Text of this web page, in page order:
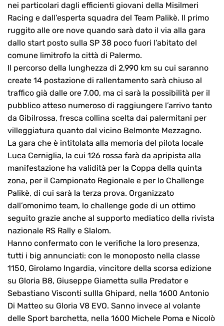
nei particolari dagli efficienti giovani della Misilmeri
Racing e dall’esperta squadra del Team Palikè. Il primo
ruggito alle ore nove quando sarà dato il via alla gara
dallo start posto sulla SP 38 poco fuori l’abitato del
comune limitrofo la città di Palermo.
Il percorso della lunghezza di 2,990 km su cui saranno
create 14 postazione di rallentamento sarà chiuso al
traffico già dalle ore 7.00, ma ci sarà la possibilità per il
pubblico atteso numeroso di raggiungere l’arrivo tanto
da Gibilrossa, fresca collina scelta dai palermitani per
villeggiatura quanto dal vicino Belmonte Mezzagno.
La gara che è intitolata alla memoria del pilota locale
Luca Cerniglia, la cui 126 rossa farà da apripista alla
manifestazione ha validità per la Coppa della quinta
zona, per il Campionato Regionale e per lo Challenge
Palikè, di cui sarà la terza prova. Organizzato
dall’omonimo team, lo challenge gode di un ottimo
seguito grazie anche al supporto mediatico della rivista
nazionale RS Rally e Slalom.
Hanno confermato con le verifiche la loro presenza,
tutti i big annunciati: con le monoposto nella classe
1150, Girolamo Ingardia, vincitore della scorsa edizione
su Gloria B8, Giuseppe Giametta sulla Predator e
Sebastiano Visconti sullla Ghipard, nella 1600 Antonio
Di Matteo su Gloria V8 EVO. Sanno invece al volante
delle Sport barchetta, nella 1600 Michele Poma e Nicolò